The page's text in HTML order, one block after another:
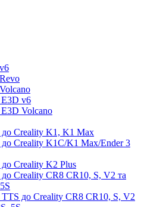
v6
Volcano
Creality K1, K1 Max
Creality K1C/K1 Max/Ender 3
Creality K2 Plus
Creality CR8 CR10, S, V2 та
до Creality CR8 CR10, S, V2